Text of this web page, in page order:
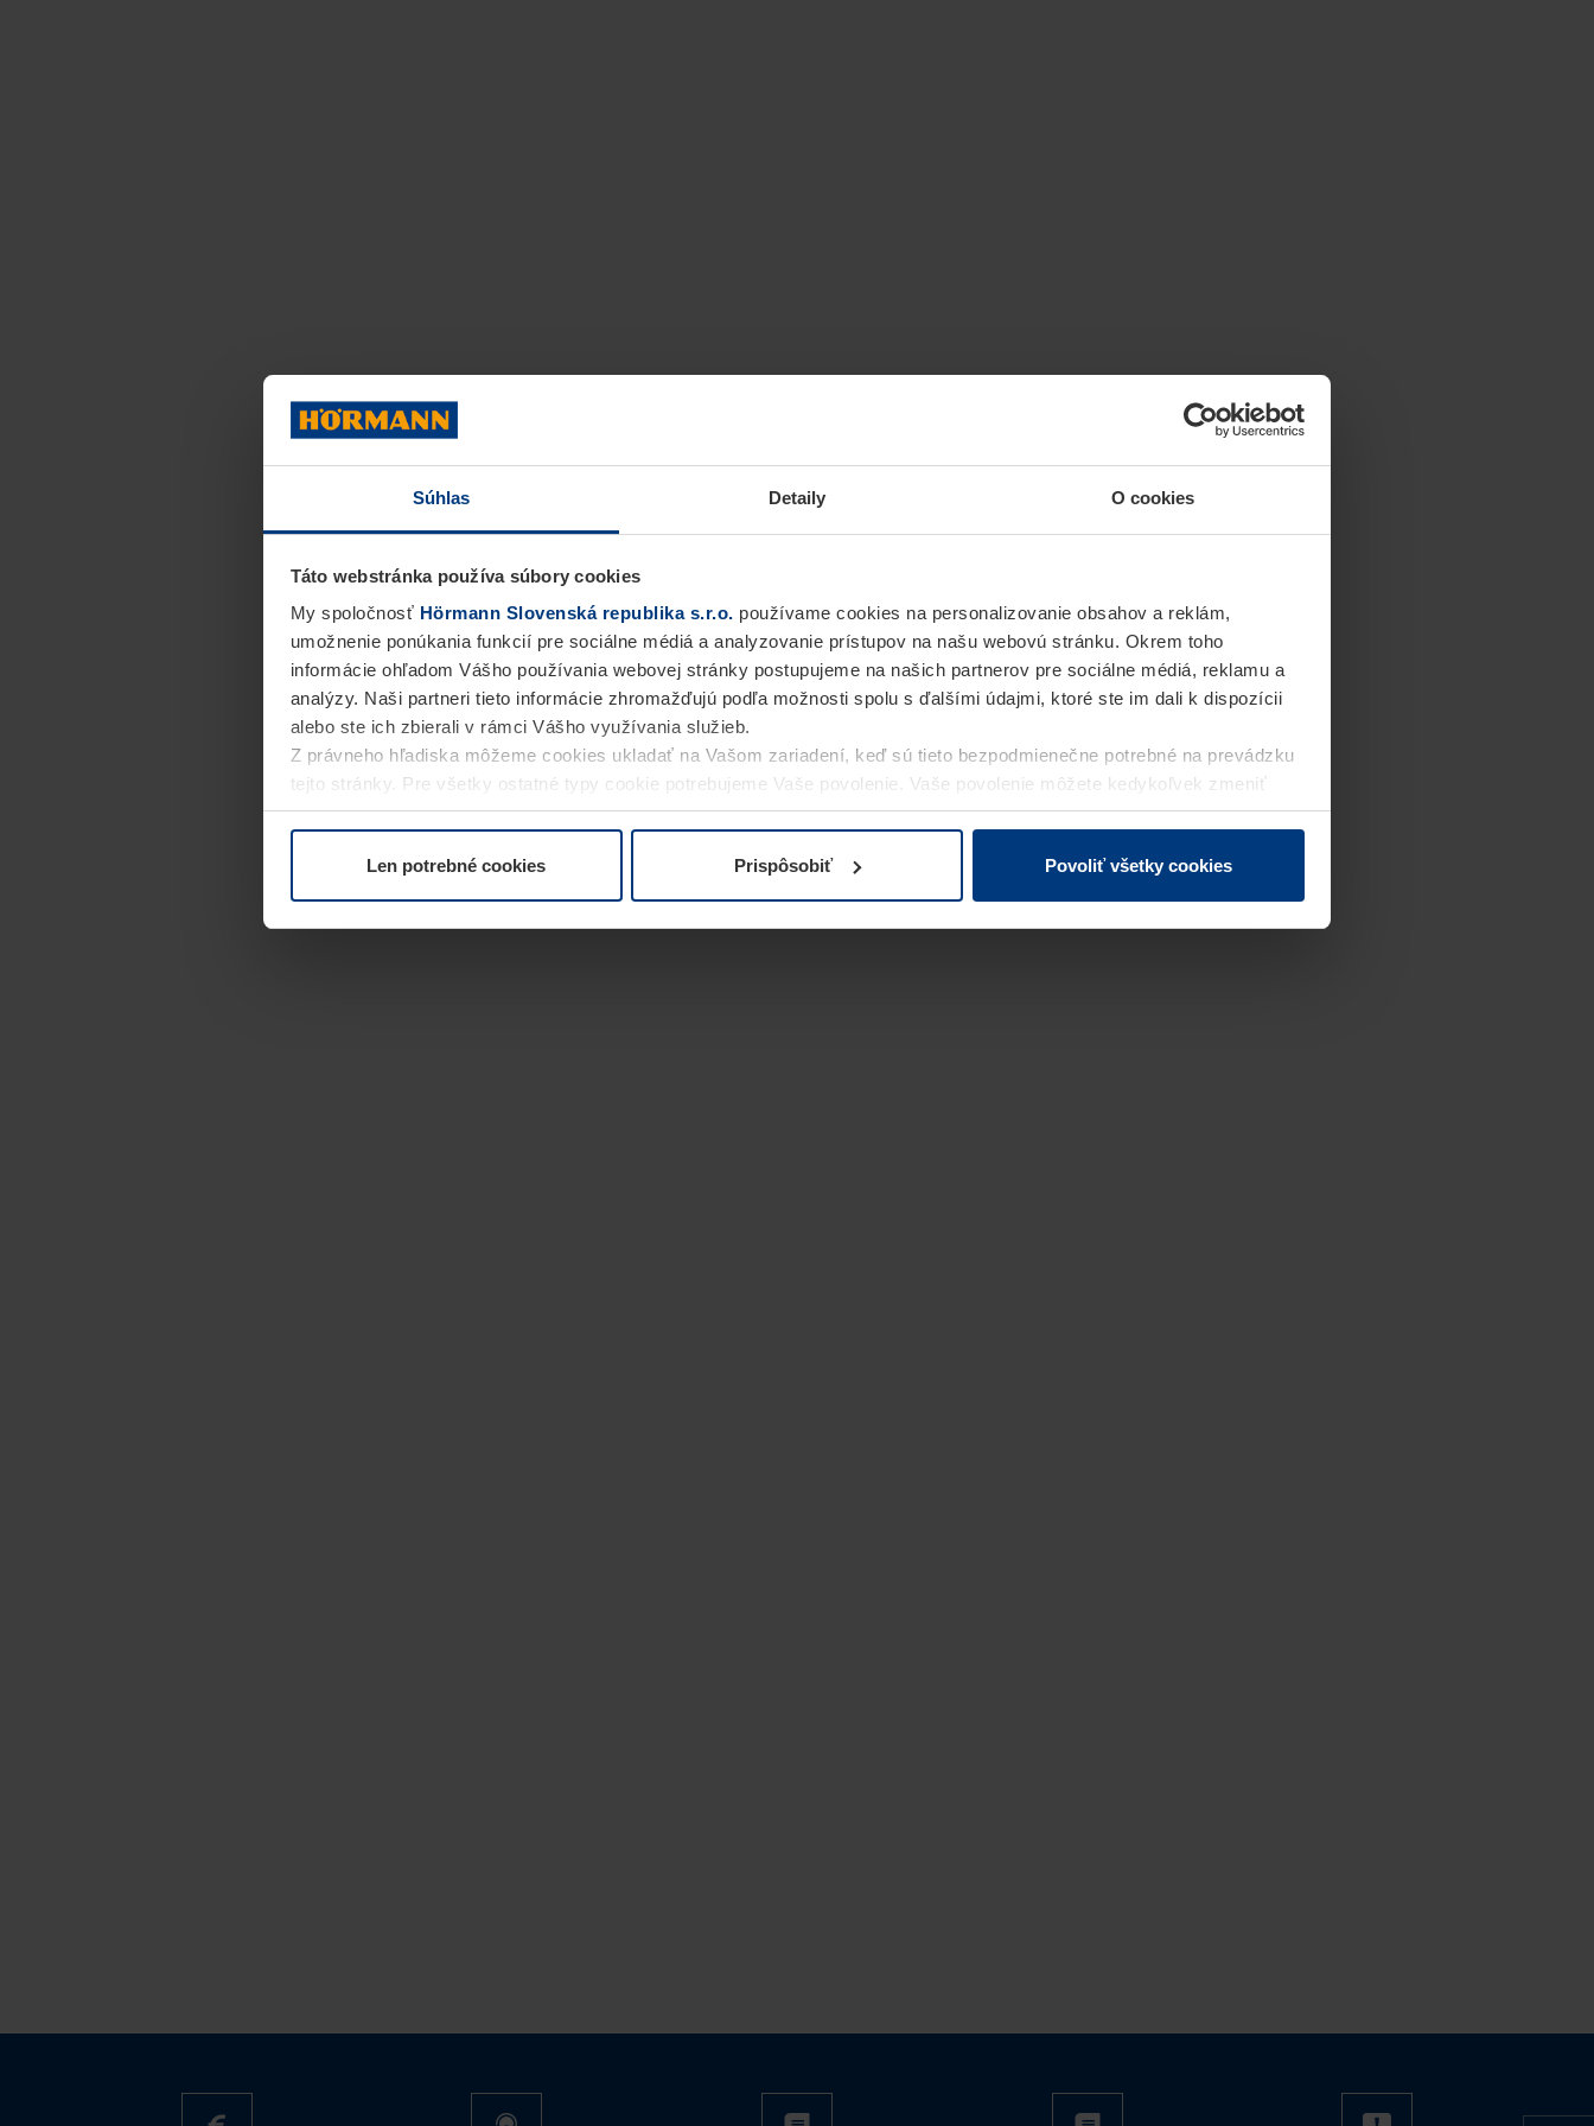
Súhlas Detaily O cookies
Táto webstránka používa súbory cookies
My spoločnosť Hörmann Slovenská republika s.r.o. používame cookies na personalizovanie obsahov a reklám,
umožnenie ponúkania funkcií pre sociálne médiá a analyzovanie prístupov na našu webovú stránku. Okrem toho
informácie ohľadom Vášho používania webovej stránky postupujeme na našich partnerov pre sociálne médiá, reklamu a
analýzy. Naši partneri tieto informácie zhromažďujú podľa možnosti spolu s ďalšími údajmi, ktoré ste im dali k dispozícii
alebo ste ich zbierali v rámci Vášho využívania služieb.
Z právneho hľadiska môžeme cookies ukladať na Vašom zariadení, keď sú tieto bezpodmienečne potrebné na prevádzku
tejto stránky. Pre všetky ostatné typy cookie potrebujeme Vaše povolenie. Vaše povolenie môžete kedykoľvek zmeniť
alebo odvolať vo vysvetlení cookie na stránkeVyhlásenie o ochrane osobných údajovnašej webovej stránky.
Len potrebné cookies Prispôsobiť Povoliť všetky cookies